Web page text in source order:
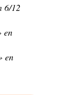
6/12
en
en